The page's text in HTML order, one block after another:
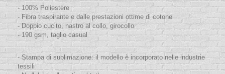
- 100% Poliestere
- Fibra traspirante e dalle prestazioni ottime di cotone
- Doppio cucito, nastro al collo, girocollo
- 190 gsm, taglio casual
- Stampa di sublimazione: il modello è incorporato nelle industrie
tessili